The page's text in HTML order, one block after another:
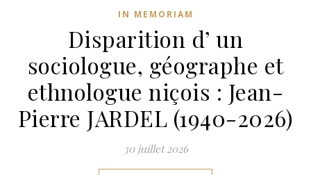
IN MEMORIAM
Disparition d’ un
sociologue, géographe et
ethnologue niçois : Jean-
Pierre JARDEL (1940-2026)
30 juillet 2026